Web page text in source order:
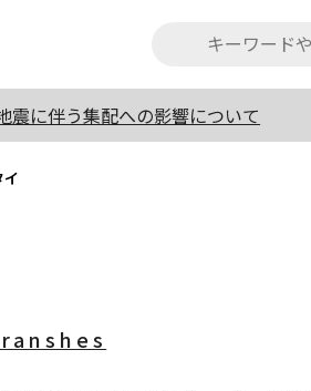
震に伴う集配への影響について
イ